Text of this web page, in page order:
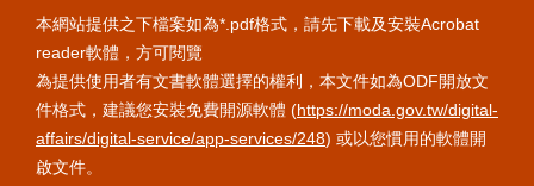
本網站提供之下檔案如為*.pdf格式，請先下載及安裝Acrobat
reader軟體，方可閱覽
為提供使用者有文書軟體選擇的權利，本文件如為ODF開放文
件格式，建議您安裝免費開源軟體 (https://moda.gov.tw/digital-
affairs/digital-service/app-services/248) 或以您慣用的軟體開
啟文件。